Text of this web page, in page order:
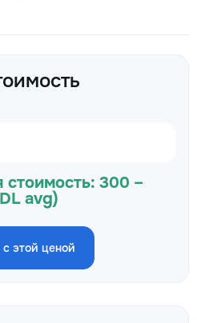
300 –
avg)
этой ценой